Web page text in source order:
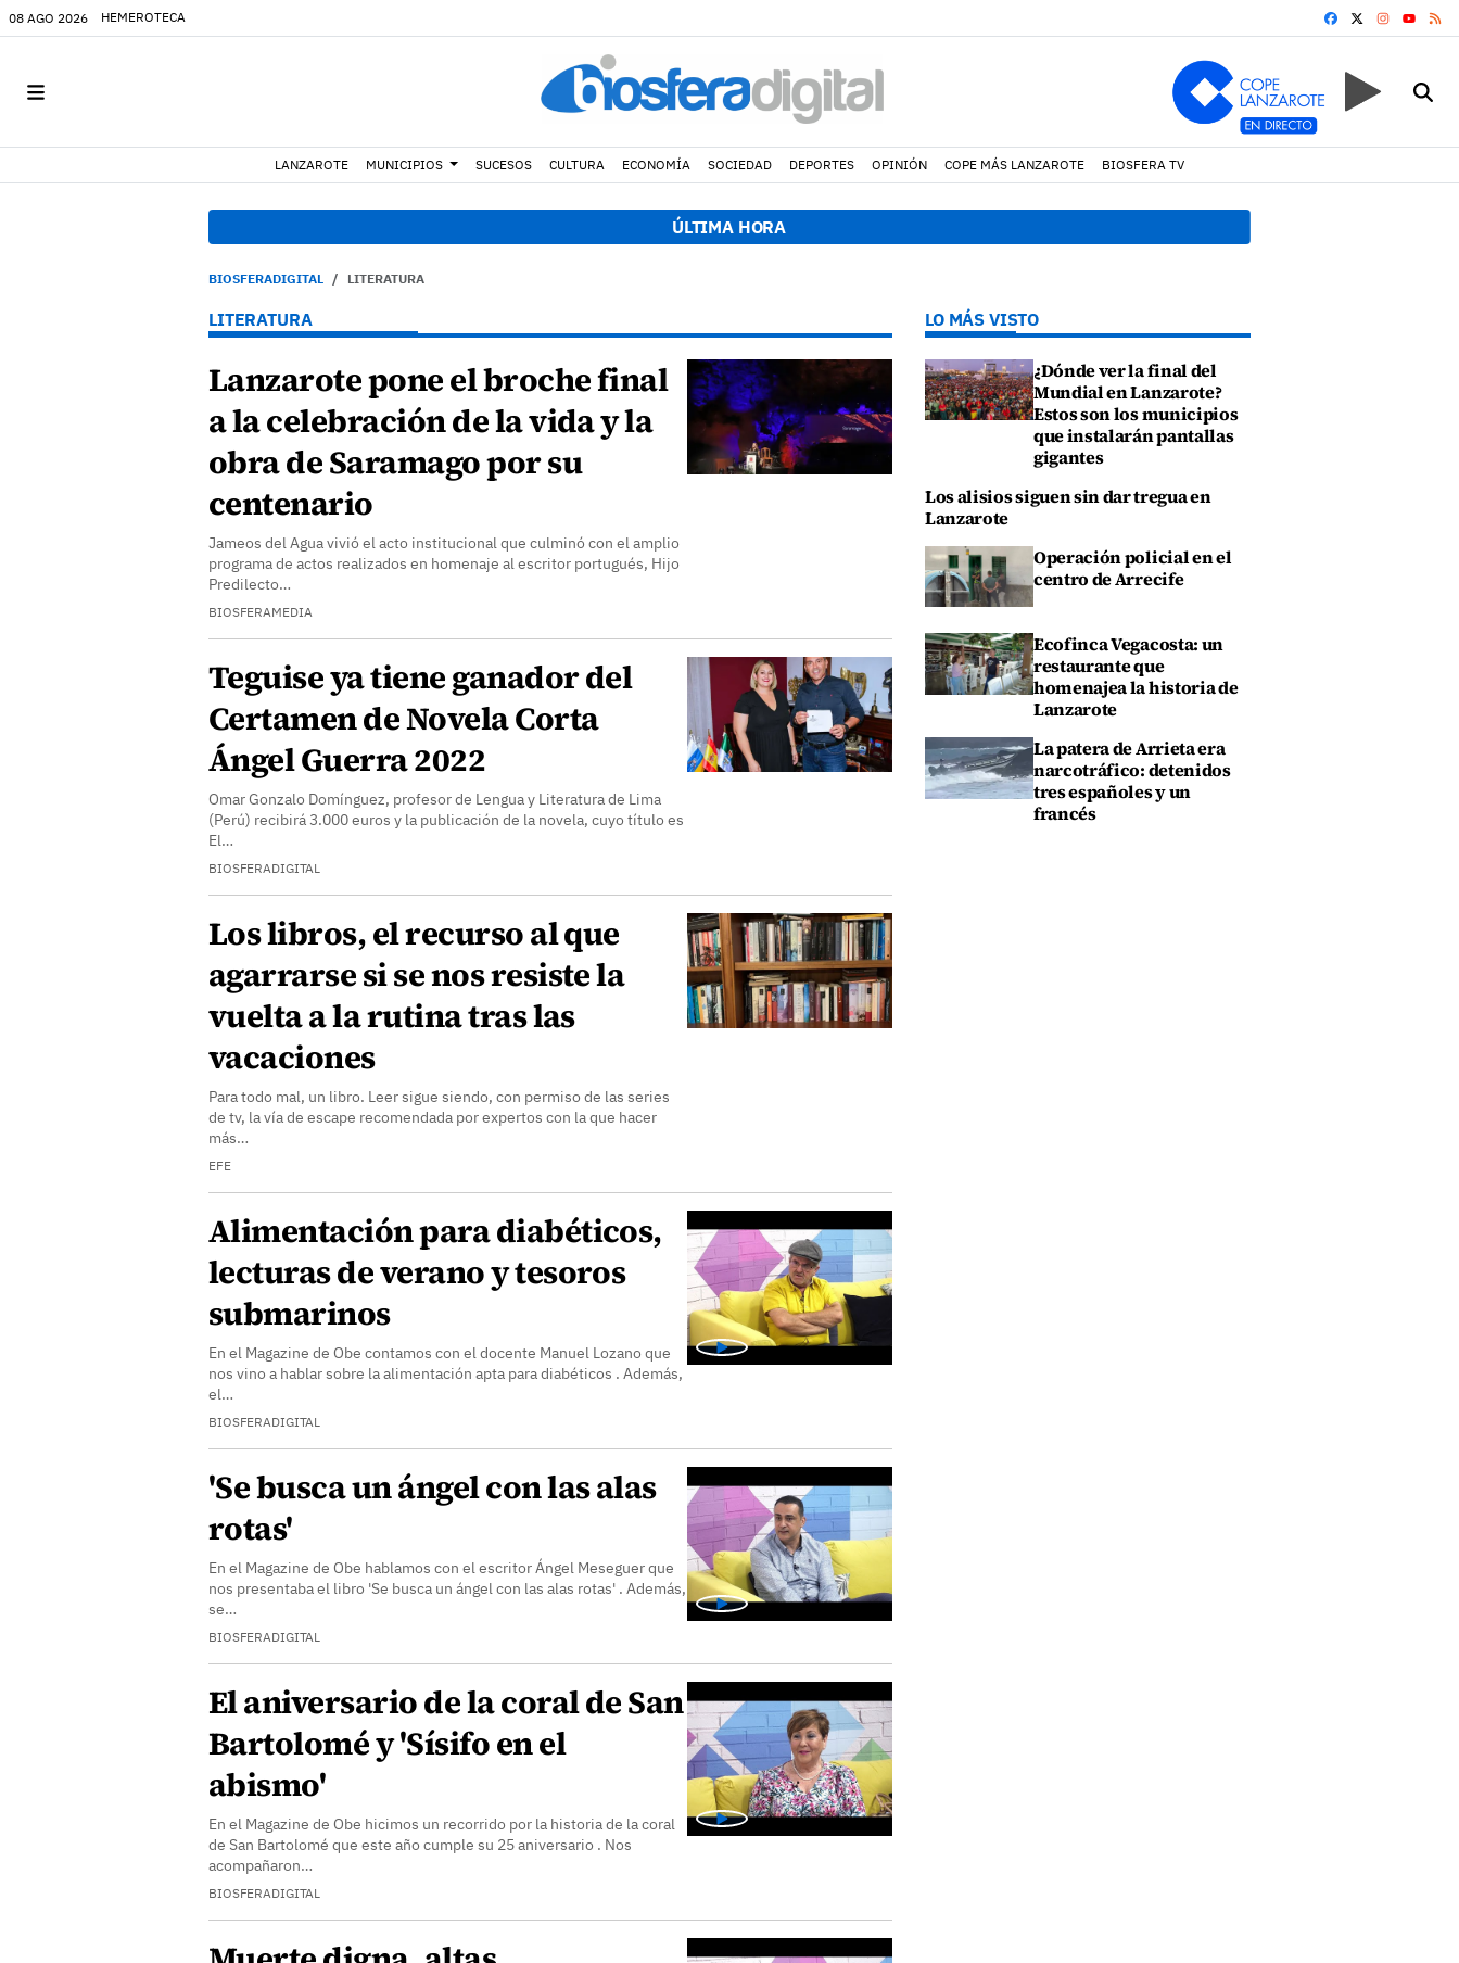
08 AGO 2026 HEMEROTECA FACEBOOK
YOUTUBE
LANZAROTE MUNICIPIOS SUCESOS CULTURA ECONOMÍA SOCIEDAD DEPORTES OPINIÓN COPE MÁS LANZAROTE BIOSFERA TV
ÚLTIMA HORA
BIOSFERADIGITAL LITERATURA
LITERATURA
Lanzarote pone el broche final
a la celebración de la vida y la
obra de Saramago por su
centenario
Jameos del Agua vivió el acto institucional que culminó con el amplio
programa de actos realizados en homenaje al escritor portugués, Hijo
Predilecto…
BIOSFERAMEDIA
Teguise ya tiene ganador del
Certamen de Novela Corta
Ángel Guerra 2022
Omar Gonzalo Domínguez, profesor de Lengua y Literatura de Lima
(Perú) recibirá 3.000 euros y la publicación de la novela, cuyo título es
El…
BIOSFERADIGITAL
Los libros, el recurso al que
agarrarse si se nos resiste la
vuelta a la rutina tras las
vacaciones
Para todo mal, un libro. Leer sigue siendo, con permiso de las series
de tv, la vía de escape recomendada por expertos con la que hacer
más…
EFE
Alimentación para diabéticos,
lecturas de verano y tesoros
submarinos
En el Magazine de Obe contamos con el docente Manuel Lozano que
nos vino a hablar sobre la alimentación apta para diabéticos . Además,
el…
BIOSFERADIGITAL
'Se busca un ángel con las alas
rotas'
En el Magazine de Obe hablamos con el escritor Ángel Meseguer que
nos presentaba el libro 'Se busca un ángel con las alas rotas' . Además,
se…
BIOSFERADIGITAL
El aniversario de la coral de San
Bartolomé y 'Sísifo en el
abismo'
En el Magazine de Obe hicimos un recorrido por la historia de la coral
de San Bartolomé que este año cumple su 25 aniversario . Nos
acompañaron…
BIOSFERADIGITAL
LO MÁS VISTO
¿Dónde ver la final del
Mundial en Lanzarote?
Estos son los municipios
que instalarán pantallas
gigantes
Los alisios siguen sin dar tregua en
Lanzarote
Operación policial en el
centro de Arrecife
Ecofinca Vegacosta: un
restaurante que
homenajea la historia de
Lanzarote
La patera de Arrieta era
narcotráfico: detenidos
tres españoles y un
francés